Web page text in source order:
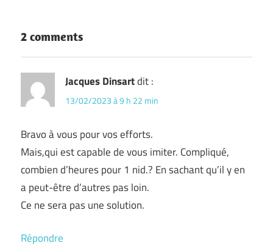
2 comments
Jacques Dinsartdit :
13/02/2023 à 9 h 22 min
Bravo à vous pour vos efforts.
Mais,qui est capable de vous imiter. Compliqué,
combien d’heures pour 1 nid.? En sachant qu’il y en
a peut-être d’autres pas loin.
Ce ne sera pas une solution.
Répondre